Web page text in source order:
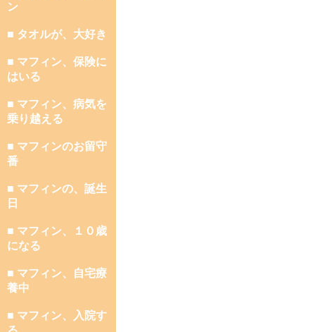
ン
■ タオルが、大好き
■ マフィン、保険に
はいる
■ マフィン、病気を
乗り越える
■ マフィンのお留守
番
■ マフィンの、誕生
日
■ マフィン、１０歳
になる
■ マフィン、自宅療
養中
■ マフィン、入院す